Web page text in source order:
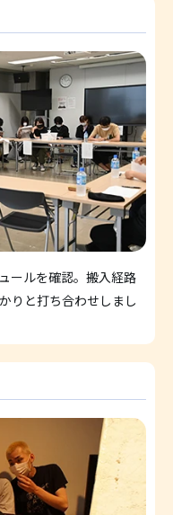
ールを確認。搬入経路
りと打ち合わせしまし